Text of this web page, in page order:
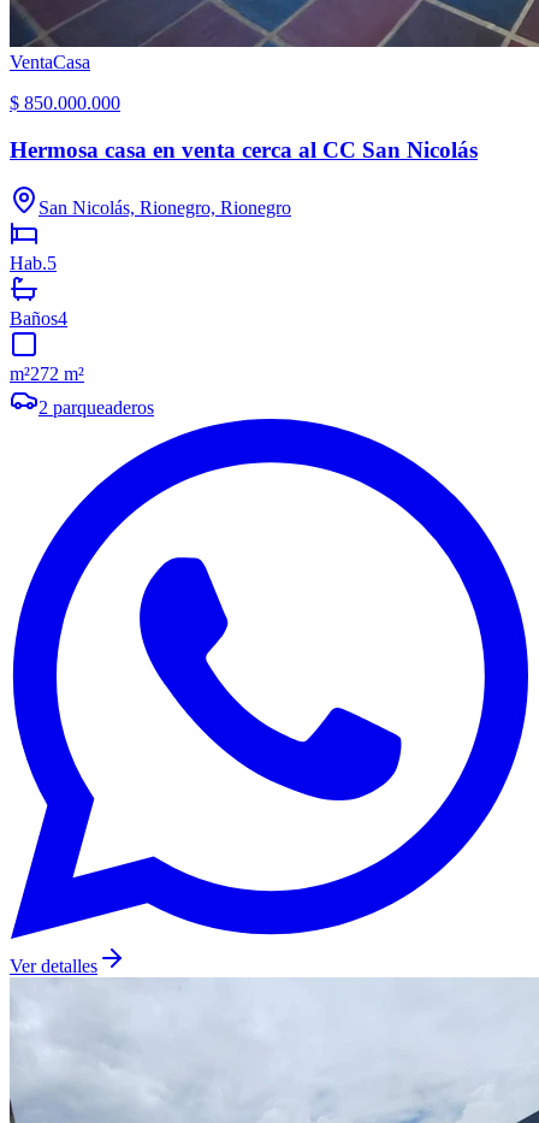
VentaCasa
$ 850.000.000
Hermosa casa en venta cerca al CC San Nicolás
San Nicolás, Rionegro, Rionegro
Hab.5
Baños4
m²272 m²
2 parqueaderos
Ver detalles